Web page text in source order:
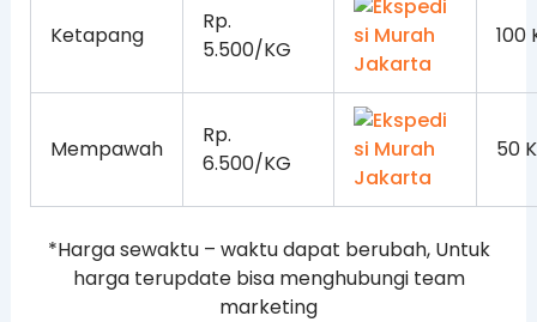
Ketapang
Rp.
5.500/KG
100
Mempawah
Rp.
6.500/KG
50
*Harga sewaktu – waktu dapat berubah, Untuk
harga terupdate bisa menghubungi team
marketing